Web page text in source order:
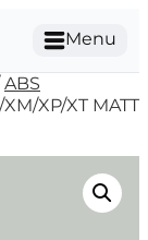
Menu
ABS
XP/XT MATT